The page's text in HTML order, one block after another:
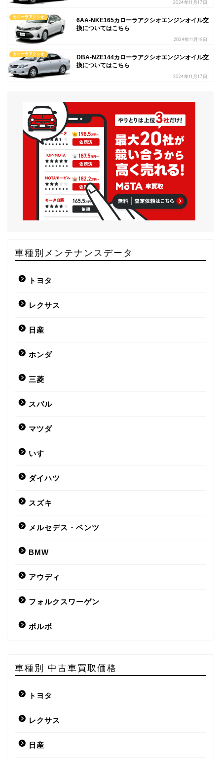
2024年11月17日
カローラアクシオ
6AA-NKE165カローラアクシオエンジンオイル交
換についてはこちら
2024年11月18日
カローラアクシオ
DBA-NZE144カローラアクシオエンジンオイル交
換についてはこちら
2024年11月17日
車種別メンテナンスデータ
トヨタ
レクサス
日産
ホンダ
三菱
スバル
マツダ
いすゞ
ダイハツ
スズキ
メルセデス・ベンツ
BMW
アウディ
フォルクスワーゲン
ボルボ
車種別 中古車買取価格
トヨタ
レクサス
日産